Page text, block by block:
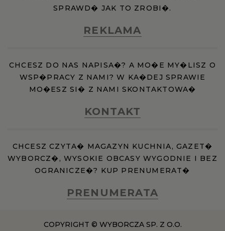
SPRAWD� JAK TO ZROBI�.
REKLAMA
CHCESZ DO NAS NAPISA�? A MO�E MY�LISZ O
WSP�PRACY Z NAMI? W KA�DEJ SPRAWIE
MO�ESZ SI� Z NAMI SKONTAKTOWA�
KONTAKT
CHCESZ CZYTA� MAGAZYN KUCHNIA, GAZET�
WYBORCZ�, WYSOKIE OBCASY WYGODNIE I BEZ
OGRANICZE�? KUP PRENUMERAT�
PRENUMERATA
COPYRIGHT © WYBORCZA SP. Z O.O.